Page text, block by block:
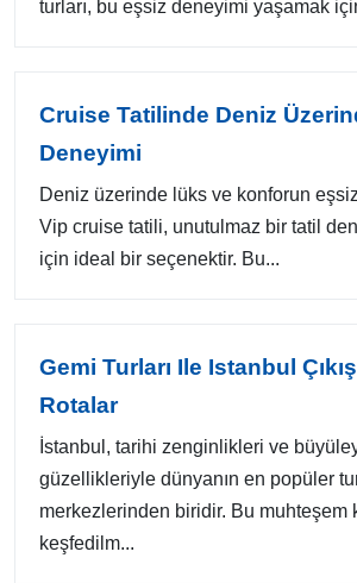
turları, bu eşsiz deneyimi yaşamak
Cruise Tatilinde Deniz
Deneyimi
Deniz üzerinde lüks ve konforun
Vip cruise tatili, unutulmaz bir tatil
için ideal bir seçenektir. Bu...
Gemi Turları Ile Istanbul
Rotalar
İstanbul, tarihi zenginlikleri ve
güzellikleriyle dünyanın en popüler
merkezlerinden biridir. Bu muhteşem
keşfedilm...